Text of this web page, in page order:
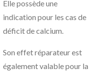
Elle possède une
indication pour les cas de
déficit de calcium.
Son effet réparateur est
également valable pour la